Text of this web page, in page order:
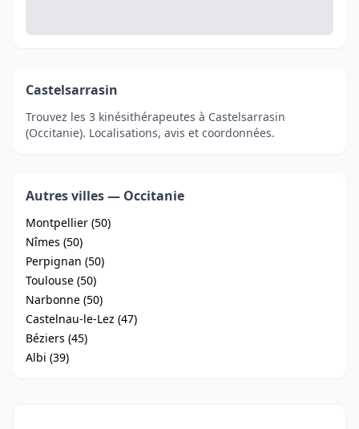
Castelsarrasin
Trouvez les 3 kinésithérapeutes à Castelsarrasin
(Occitanie). Localisations, avis et coordonnées.
Autres villes — Occitanie
Montpellier (50)
Nîmes (50)
Perpignan (50)
Toulouse (50)
Narbonne (50)
Castelnau-le-Lez (47)
Béziers (45)
Albi (39)